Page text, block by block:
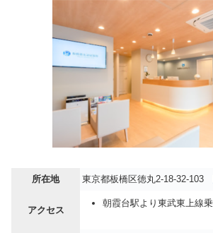
所在地 東京都板橋区徳丸2-18-32-103
アクセス
朝霞台駅より東武東上線